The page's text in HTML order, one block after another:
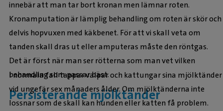
innebär att man tar bort kronan men lämnar roten.
Kronamputation är lämplig behandling om roten är skör och
delvis hopvuxen med käkbenet. För att vi skall veta om
tanden skall dras ut eller amputeras måste den röntgas.
Det är först när man ser rötterna som man vet vilken
behandling som passar bäst.
Persisterande mjölktänder
I normala fall tappar valpar och kattungar sina mjölktänder
vid ungefär sex månaders ålder. Om mjölktänderna inte
lossnar som de skall kan hunden eller katten få problem.